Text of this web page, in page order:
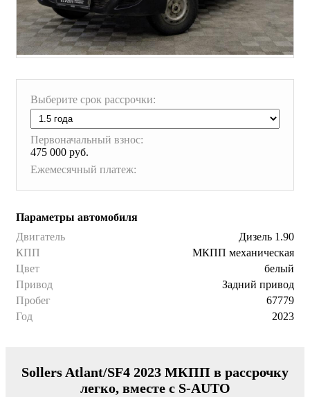
Выберите срок рассрочки:
Первоначальный взнос:
475 000 руб.
Ежемесячный платеж:
Параметры автомобиля
Двигатель
Дизель 1.90
КПП
МКПП механическая
Цвет
белый
Привод
Задний привод
Пробег
67779
Год
2023
Sollers Atlant/SF4 2023 МКПП в рассрочку
легко, вместе с S-AUTO